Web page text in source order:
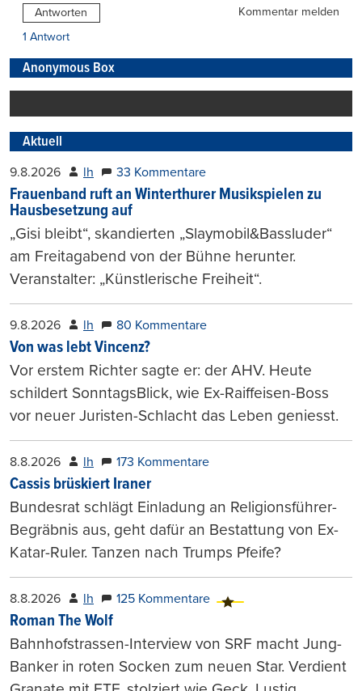
Antworten
Kommentar melden
1 Antwort
Anonymous Box
Aktuell
9.8.2026 lh 33 Kommentare
Frauenband ruft an Winterthurer Musikspielen zu
Hausbesetzung auf
„Gisi bleibt“, skandierten „Slaymobil&Bassluder“
am Freitagabend von der Bühne herunter.
Veranstalter: „Künstlerische Freiheit“.
9.8.2026 lh 80 Kommentare
Von was lebt Vincenz?
Vor erstem Richter sagte er: der AHV. Heute
schildert SonntagsBlick, wie Ex-Raiffeisen-Boss
vor neuer Juristen-Schlacht das Leben geniesst.
8.8.2026 lh 173 Kommentare
Cassis brüskiert Iraner
Bundesrat schlägt Einladung an Religionsführer-
Begräbnis aus, geht dafür an Bestattung von Ex-
Katar-Ruler. Tanzen nach Trumps Pfeife?
8.8.2026 lh 125 Kommentare
Roman The Wolf
Bahnhofstrassen-Interview von SRF macht Jung-
Banker in roten Socken zum neuen Star. Verdient